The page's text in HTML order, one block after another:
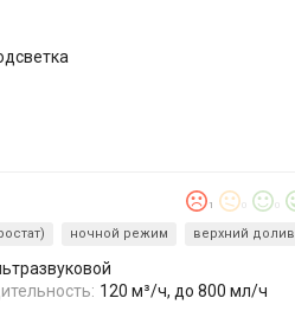
1
ночной режим верхний долив
120 м³/ч, до 800 мл/ч